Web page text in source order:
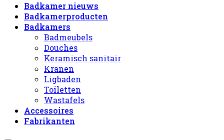
Badkamer nieuws
Badkamerproducten
Badkamers
Badmeubels
Douches
Keramisch sanitair
Kranen
Ligbaden
Toiletten
Wastafels
Accessoires
Fabrikanten